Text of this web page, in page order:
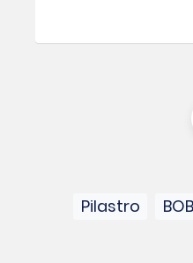
Pilastro